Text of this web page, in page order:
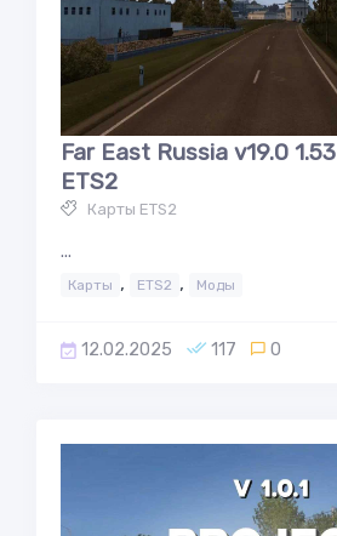
Far East Russia v19.0 1.53
ETS2
Карты ETS2
...
Карты , ETS2 , Моды
12.02.2025 117 0